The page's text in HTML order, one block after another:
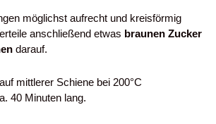
möglichst aufrecht und kreisförmig
anschließend etwas braunen Zucker
darauf.
mittlerer Schiene bei 200°C
40 Minuten lang.